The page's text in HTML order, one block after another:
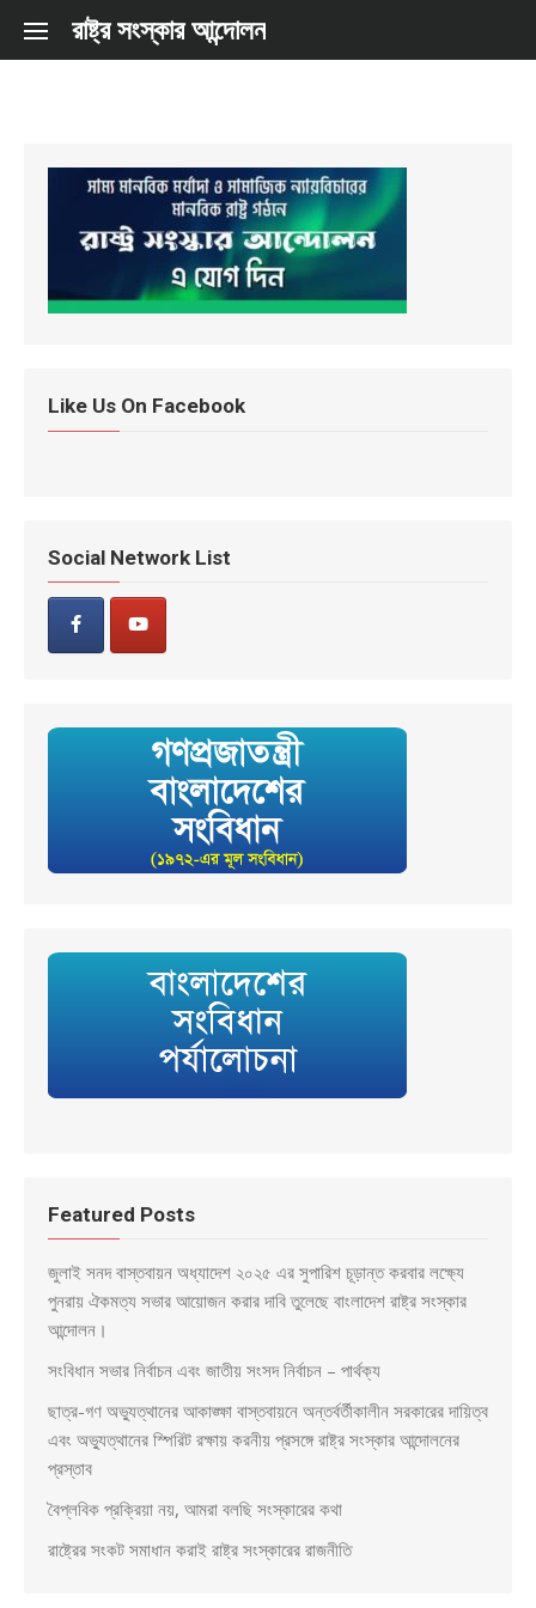
Skip to content
রাষ্ট্র সংস্কার আন্দোলন
Like Us On Facebook
Social Network List
Featured Posts
জুলাই সনদ বাস্তবায়ন অধ্যাদেশ ২০২৫ এর সুপারিশ চূড়ান্ত করবার লক্ষ্যে
পুনরায় ঐকমত্য সভার আয়োজন করার দাবি তুলেছে বাংলাদেশ রাষ্ট্র সংস্কার
আন্দোলন।
সংবিধান সভার নির্বাচন এবং জাতীয় সংসদ নির্বাচন – পার্থক্য
ছাত্র-গণ অভ্যুত্থানের আকাঙ্ক্ষা বাস্তবায়নে অন্তর্বর্তীকালীন সরকারের দায়িত্ব
এবং অভ্যুত্থানের স্পিরিট রক্ষায় করনীয় প্রসঙ্গে রাষ্ট্র সংস্কার আন্দোলনের
প্রস্তাব
বৈপ্লবিক প্রক্রিয়া নয়, আমরা বলছি সংস্কারের কথা
রাষ্ট্রের সংকট সমাধান করাই রাষ্ট্র সংস্কারের রাজনীতি